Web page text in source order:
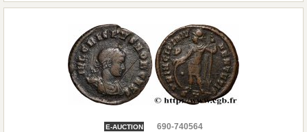
E-AUCTION
690-740564